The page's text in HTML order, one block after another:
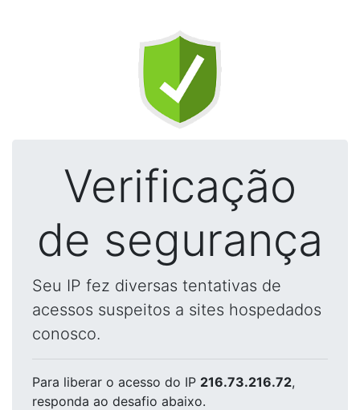
Verificação
de segurança
Seu IP fez diversas tentativas de
acessos suspeitos a sites hospedados
conosco.
Para liberar o acesso do IP 216.73.216.72,
responda ao desafio abaixo.